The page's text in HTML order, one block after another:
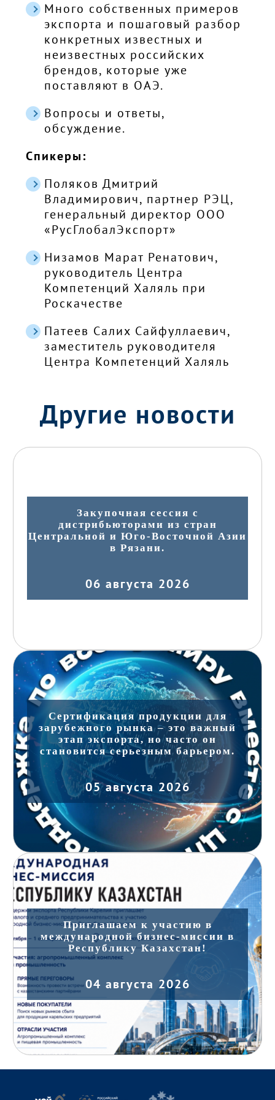
Много собственных примеров
экспорта и пошаговый разбор
конкретных известных и
неизвестных российских
брендов, которые уже
поставляют в ОАЭ.
Вопросы и ответы,
обсуждение.
Спикеры:
Поляков Дмитрий
Владимирович, партнер РЭЦ,
генеральный директор ООО
«РусГлобалЭкспорт»
Низамов Марат Ренатович,
руководитель Центра
Компетенций Халяль при
Роскачестве
Патеев Салих Сайфуллаевич,
заместитель руководителя
Центра Компетенций Халяль
Другие новости
Закупочная сессия с
дистрибьюторами из стран
Центральной и Юго-Восточной Азии
в Рязани.
06 августа 2026
Сертификация продукции для
зарубежного рынка – это важный
этап экспорта, но часто он
становится серьезным барьером.
05 августа 2026
Приглашаем к участию в
международной бизнес-миссии в
Республику Казахстан!
04 августа 2026